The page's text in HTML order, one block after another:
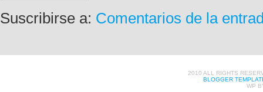
Suscribirse a: Comentarios de la
2010 ALL RIGHTS
BLOGGER
WP